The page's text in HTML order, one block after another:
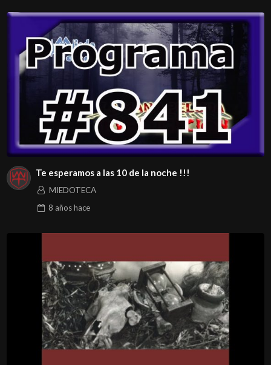
Te esperamos a las 10 de la noche !!!
MIEDOTECA
8 añoshace